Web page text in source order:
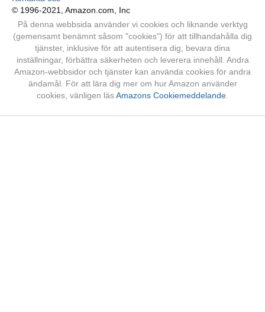
© 1996-2021, Amazon.com, Inc
På denna webbsida använder vi cookies och liknande verktyg
(gemensamt benämnt såsom "cookies") för att tillhandahålla dig
tjänster, inklusive för att autentisera dig, bevara dina
inställningar, förbättra säkerheten och leverera innehåll. Andra
Amazon-webbsidor och tjänster kan använda cookies för andra
ändamål. För att lära dig mer om hur Amazon använder
cookies, vänligen läsAmazons Cookiemeddelande